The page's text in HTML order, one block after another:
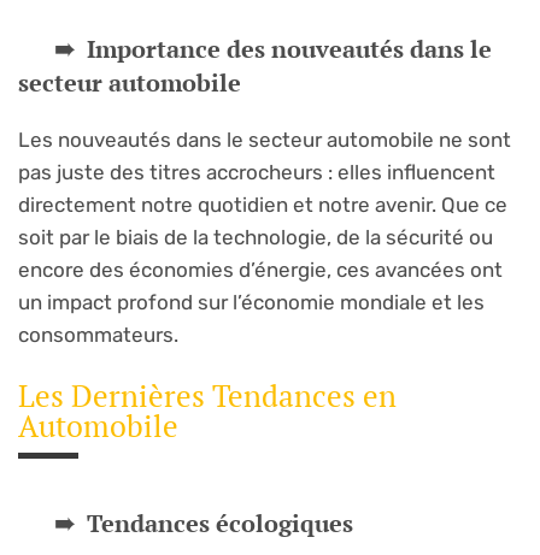
Importance des nouveautés dans le
secteur automobile
Les nouveautés dans le secteur automobile ne sont
pas juste des titres accrocheurs : elles influencent
directement notre quotidien et notre avenir. Que ce
soit par le biais de la technologie, de la sécurité ou
encore des économies d’énergie, ces avancées ont
un impact profond sur l’économie mondiale et les
consommateurs.
Les Dernières Tendances en
Automobile
Tendances écologiques